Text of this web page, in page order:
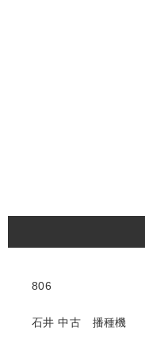
806
石井 中古 播種機